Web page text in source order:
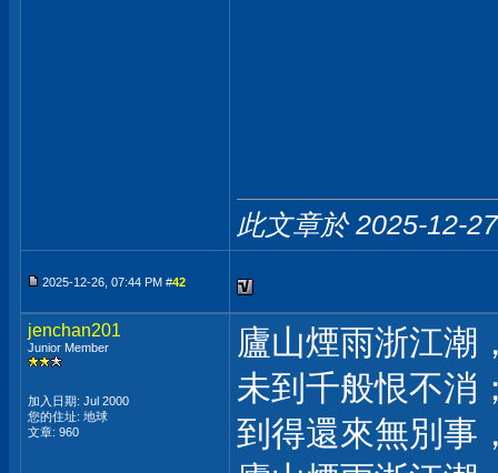
此文章於 2025-12-
2025-12-26, 07:44 PM #42
jenchan201
Junior Member
加入日期: Jul 2000
您的住址: 地球
文章: 960
廬山煙雨浙江潮
未到千般恨不消
到得還來無別事